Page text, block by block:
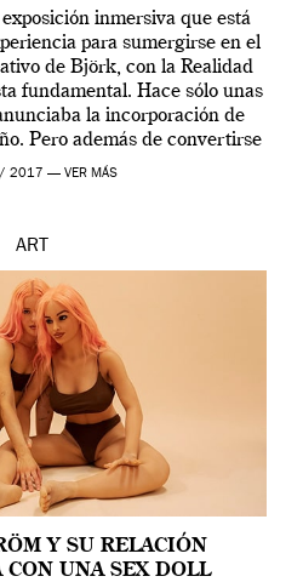
inmersiva que está
para sumergirse en el
de Björk, con la Realidad
fundamental. Hace sólo unas
la incorporación de
Pero además de convertirse
más relevantes […]
2017 — VER MÁS
ART
Y SU RELACIÓN
CON UNA SEX DOLL